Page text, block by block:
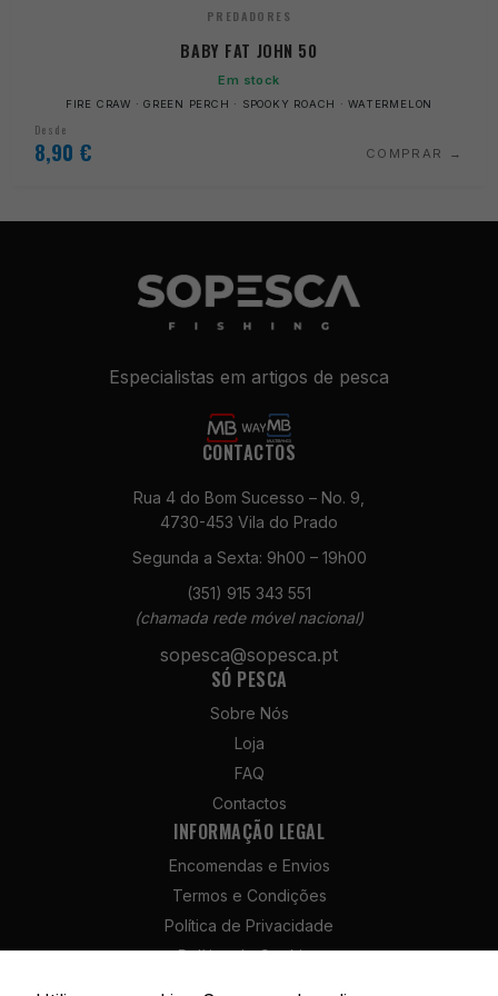
PREDADORES
BABY FAT JOHN 50
Em stock
FIRE CRAW · GREEN PERCH · SPOOKY ROACH · WATERMELON
Desde
8,90 € COMPRAR
Especialistas em artigos de pesca
CONTACTOS
Rua 4 do Bom Sucesso – No. 9,
4730-453 Vila do Prado
Segunda a Sexta: 9h00 – 19h00
(351) 915 343 551
(chamada rede móvel nacional)
sopesca@sopesca.pt
SÓ PESCA
Sobre Nós
Loja
FAQ
Contactos
INFORMAÇÃO LEGAL
Encomendas e Envios
Termos e Condições
Política de Privacidade
Política de Cookies
Necessários
Estes cookies
não são
opcionais. São
para o
funcionamento
do site.
Estatísticas
Para que
possamos
melhorar a
funcionalidade
como é
utilizado.
Experiência
Para que o
nosso site
melhor forma